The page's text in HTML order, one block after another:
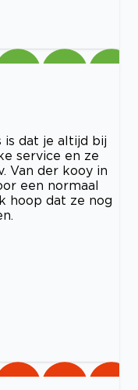
is dat je altijd bij
service en ze
Van der kooy in
een normaal
hoop dat ze nog